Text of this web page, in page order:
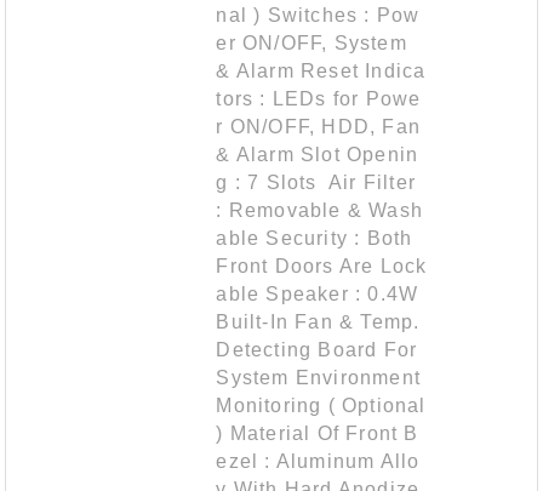
nal ) Switches : Pow
er ON/OFF, System
& Alarm Reset Indica
tors : LEDs for Powe
r ON/OFF, HDD, Fan
& Alarm Slot Openin
g : 7 Slots Air Filter
: Removable & Wash
able Security : Both
Front Doors Are Lock
able Speaker : 0.4W
Built-In Fan & Temp.
Detecting Board For
System Environment
Monitoring ( Optional
) Material Of Front B
ezel : Aluminum Allo